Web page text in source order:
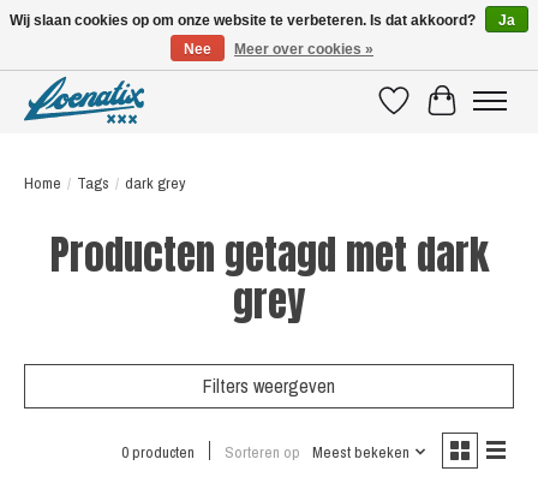
VerlanglijstWinkelwagen
Home / Tags / dark grey
Producten getagd met dark
grey
Filters weergeven
0 producten Sorteren op Meest bekeken
Wij slaan cookies op om onze website te verbeteren. Is dat akkoord?
Ja
Nee
Meer over cookies »